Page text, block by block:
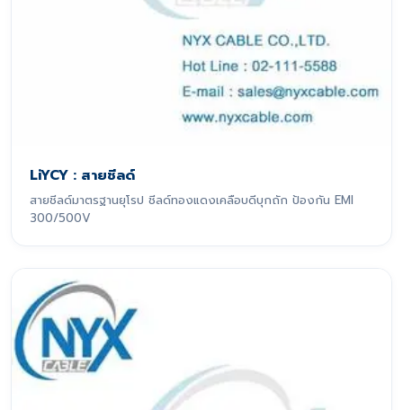
LiYCY : สายชีลด์
สายชีลด์มาตรฐานยุโรป ชีลด์ทองแดงเคลือบดีบุกถัก ป้องกัน EMI
300/500V